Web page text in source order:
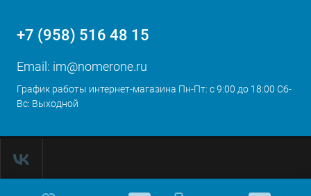
+7 (958) 516 48 15
Email: im@nomerone.ru
График работы интернет-магазина Пн-Пт: с 9:00 до 18:00 Сб-
Вс: Выходной